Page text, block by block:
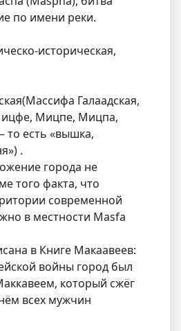
по имени реки.
историческая,
Галаадская,
Мицпе, Мицпа,
.
города не
того факта, что
современной
в местности Masfa
в Книге Макаавеев:
войны город был
который сжёг
всех мужчин